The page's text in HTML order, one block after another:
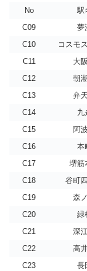
No
駅
C09
夢
C10
コスモ
C11
大
C12
朝
C13
弁
C14
九
C15
阿
C16
本
C17
堺筋
C18
谷町
C19
森
C20
緑
C21
深
C22
高
C23
長